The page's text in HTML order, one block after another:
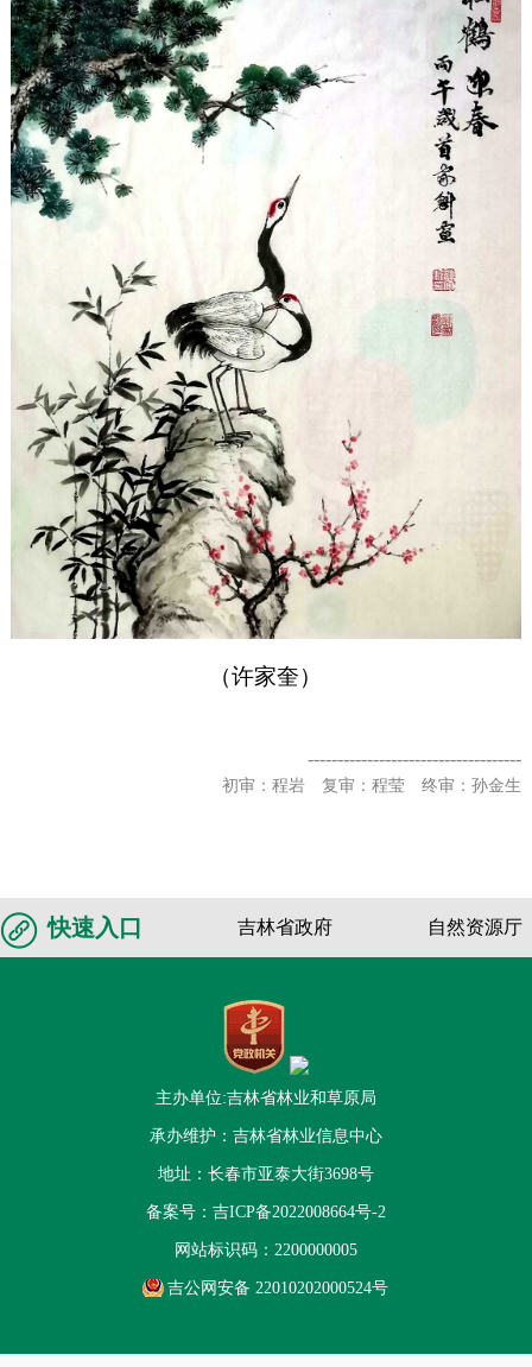
（许家奎）
------------------------------------
初审：程岩 复审：程莹 终审：孙金生
快速入口 吉林省政府 自然资源厅
主办单位:吉林省林业和草原局
承办维护：吉林省林业信息中心
地址：长春市亚泰大街3698号
备案号： 吉ICP备2022008664号-2
网站标识码：2200000005
吉公网安备 22010202000524号